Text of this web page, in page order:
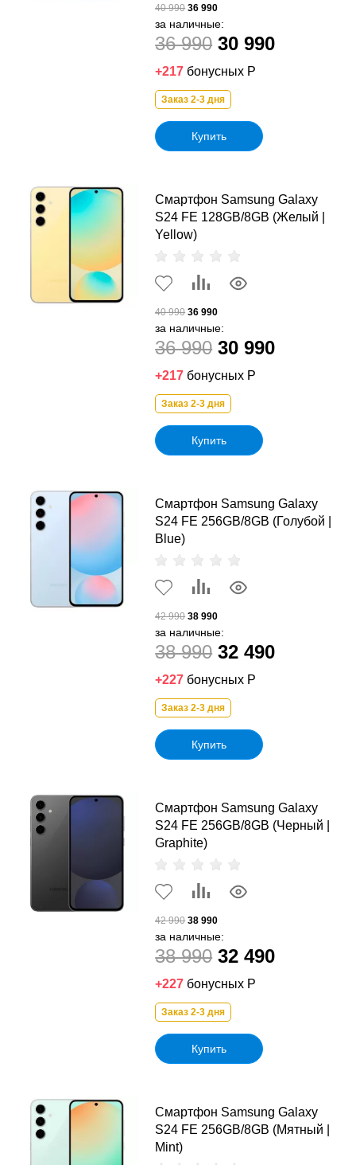
40 990 36 990
за наличные:
36 990 30 990
+217 бонусных Р
Заказ 2-3 дня
Купить
Смартфон Samsung Galaxy
S24 FE 128GB/8GB (Желый |
Yellow)
40 990 36 990
за наличные:
36 990 30 990
+217 бонусных Р
Заказ 2-3 дня
Купить
Смартфон Samsung Galaxy
S24 FE 256GB/8GB (Голубой |
Blue)
42 990 38 990
за наличные:
38 990 32 490
+227 бонусных Р
Заказ 2-3 дня
Купить
Смартфон Samsung Galaxy
S24 FE 256GB/8GB (Черный |
Graphite)
42 990 38 990
за наличные:
38 990 32 490
+227 бонусных Р
Заказ 2-3 дня
Купить
Смартфон Samsung Galaxy
S24 FE 256GB/8GB (Мятный |
Mint)